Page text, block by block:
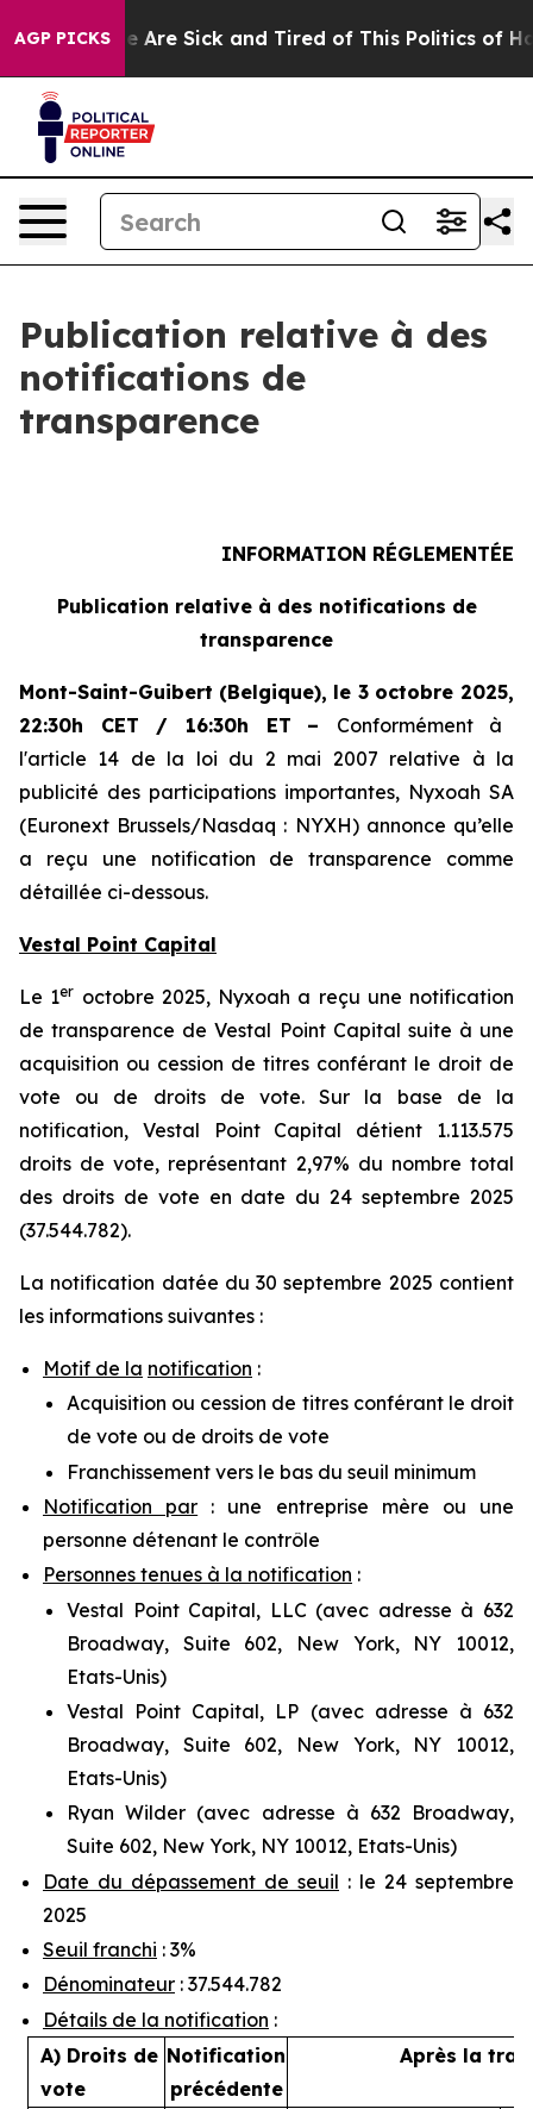
AGP PICKS
“People Are Sick and Tired of This Politics of
Publication relative à des
notifications de
transparence
INFORMATION RÉGLEMENTÉE
Publication relative à des notifications de
transparence
Mont-Saint-Guibert (Belgique), le 3 octobre 2025,
22:30h CET / 16:30h ET
– Conformément à
l'article 14 de la loi du 2 mai 2007 relative à la
publicité des participations importantes, Nyxoah SA
(Euronext Brussels/Nasdaq : NYXH) annonce qu’elle
a reçu une notification de transparence comme
détaillée ci-dessous.
Vestal Point Capital
Le 1er octobre 2025, Nyxoah a reçu une notification
de transparence de Vestal Point Capital suite à une
acquisition ou cession de titres conférant le droit de
vote ou de droits de vote. Sur la base de la
notification, Vestal Point Capital détient 1.113.575
droits de vote, représentant 2,97% du nombre total
des droits de vote en date du 24 septembre 2025
(37.544.782).
La notification datée du 30 septembre 2025 contient
les informations suivantes :
Motif de la notification :
Acquisition ou cession de titres conférant le droit
de vote ou de droits de vote
Franchissement vers le bas du seuil minimum
Notification par : une entreprise mère ou une
personne détenant le contrôle
Personnes tenues à la notification :
Vestal Point Capital, LLC (avec adresse à 632
Broadway, Suite 602, New York, NY 10012,
Etats-Unis)
Vestal Point Capital, LP (avec adresse à 632
Broadway, Suite 602, New York, NY 10012,
Etats-Unis)
Ryan Wilder (avec adresse à 632 Broadway,
Suite 602, New York, NY 10012, Etats-Unis)
Date du dépassement de seuil : le 24 septembre
2025
Seuil franchi : 3%
Dénominateur : 37.544.782
Détails de la notification :
A) Droits de
vote
Notification
précédente
Après la